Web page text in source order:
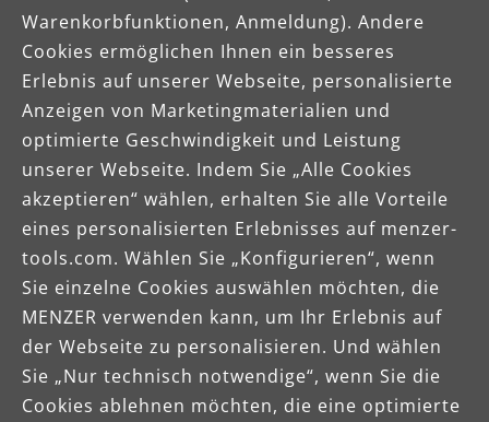
Warenkorbfunktionen, Anmeldung). Andere
Cookies ermöglichen Ihnen ein besseres
Erlebnis auf unserer Webseite, personalisierte
Anzeigen von Marketingmaterialien und
optimierte Geschwindigkeit und Leistung
unserer Webseite. Indem Sie „Alle Cookies
akzeptieren“ wählen, erhalten Sie alle Vorteile
eines personalisierten Erlebnisses auf menzer-
tools.com. Wählen Sie „Konfigurieren“, wenn
Sie einzelne Cookies auswählen möchten, die
MENZER verwenden kann, um Ihr Erlebnis auf
der Webseite zu personalisieren. Und wählen
Sie „Nur technisch notwendige“, wenn Sie die
Cookies ablehnen möchten, die eine optimierte